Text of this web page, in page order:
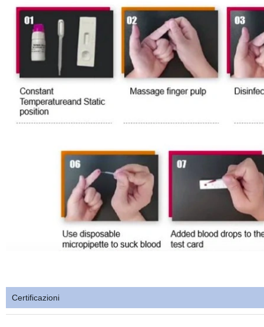
Certificazioni